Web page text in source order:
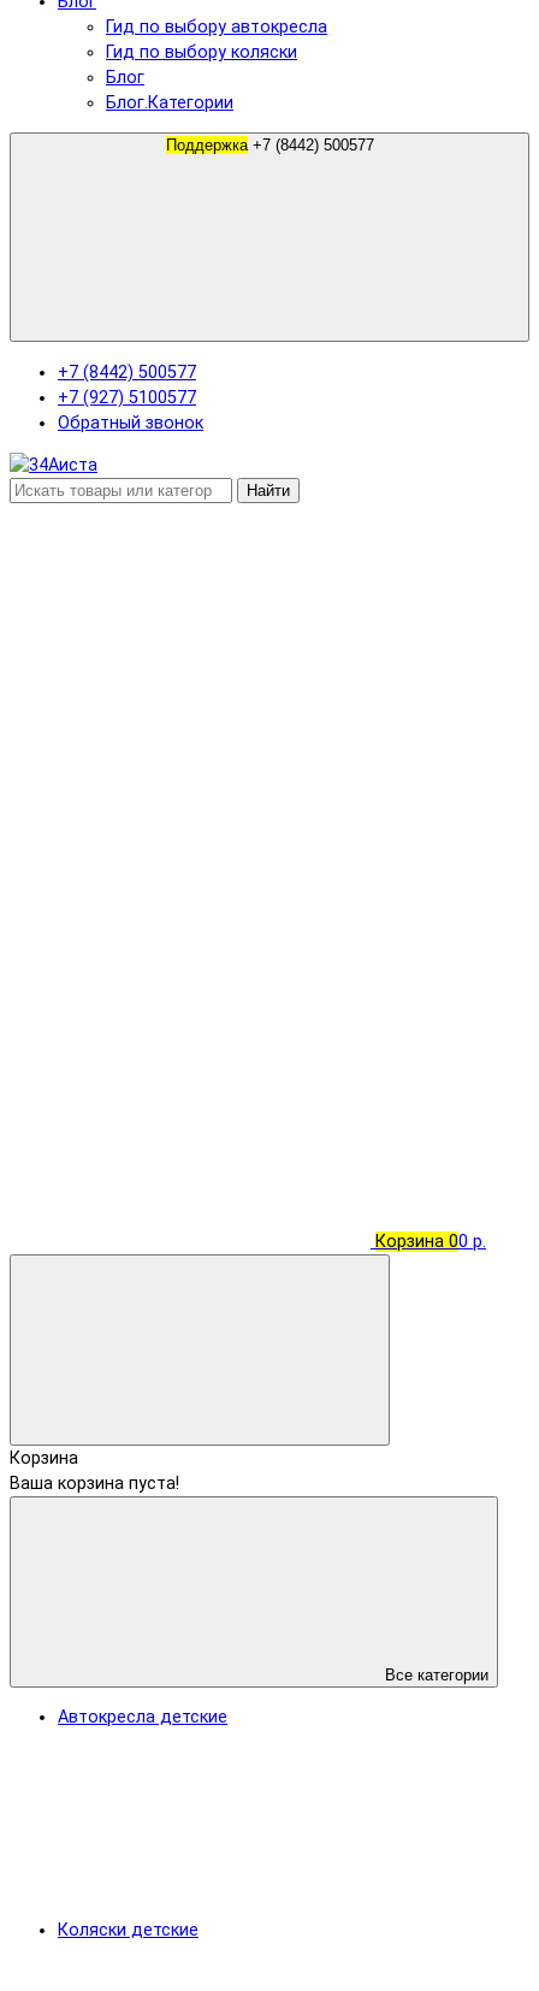
Гид по выбору автокресла
Гид по выбору коляски
Блог
Блог.Категории
Поддержка +7 (8442) 500577
+7 (8442) 500577
+7 (927) 5100577
Обратный звонок
Найти
Корзина 00 р.
Корзина
Ваша корзина пуста!
Все категории
Автокресла детские
Коляски детские